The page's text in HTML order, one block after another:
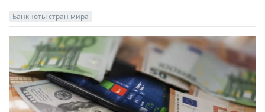
Банкноты стран мира